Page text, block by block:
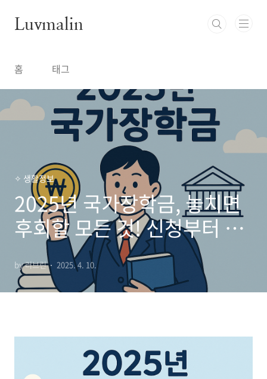
Luvmalin
홈 태그
✧ 생활정보
2025년 국가장학금, 놓치면
후회할 모든 것! 신청부터 수
령까지 완벽 가이드
by 러브린 2025. 4. 10.